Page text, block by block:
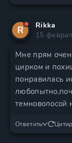
R
Rikka
15
Мне прям
цирком и
понравилась
темноволосой
Ответить